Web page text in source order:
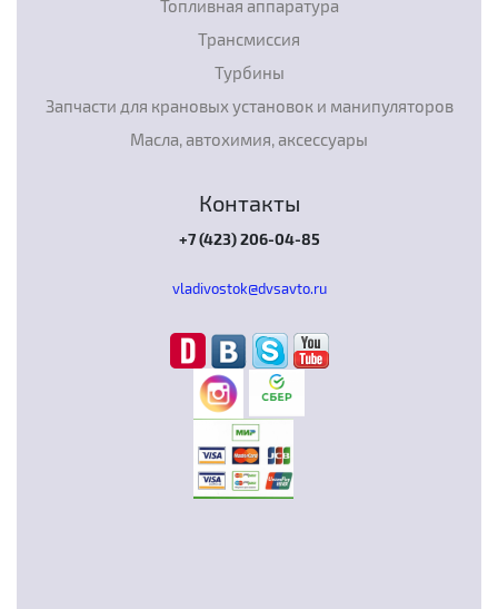
Топливная аппаратура
Трансмиссия
Турбины
Запчасти для крановых установок и манипуляторов
Масла, автохимия, аксессуары
Контакты
+7 (423) 206-04-85
vladivostok@dvsavto.ru